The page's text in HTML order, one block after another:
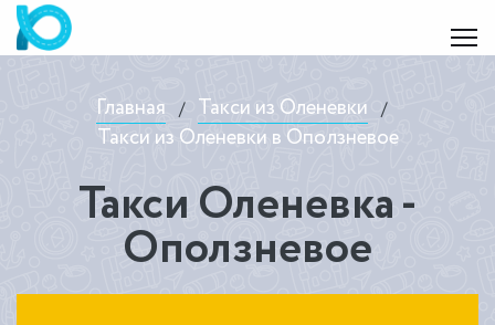
Главная / Такси из Оленевки /
Такси из Оленевки в Оползневое
Такси Оленевка -
Оползневое